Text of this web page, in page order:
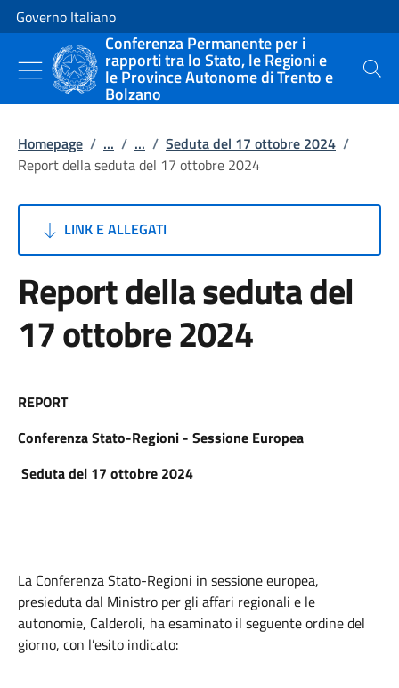
Vai al contenuto
Vai alla navigazione del sito
Governo Italiano
Conferenza Permanente per i
rapporti tra lo Stato, le Regioni e
le Province Autonome di Trento e
Bolzano
Cerca
Homepage / ... / ... / Seduta del 17 ottobre 2024 /
Report della seduta del 17 ottobre 2024
LINK E ALLEGATI
Report della seduta del
17 ottobre 2024
REPORT
Conferenza Stato-Regioni - Sessione Europea
Seduta del 17 ottobre 2024
La Conferenza Stato-Regioni in sessione europea,
presieduta dal Ministro per gli affari regionali e le
autonomie, Calderoli, ha esaminato il seguente ordine del
giorno, con l’esito indicato: